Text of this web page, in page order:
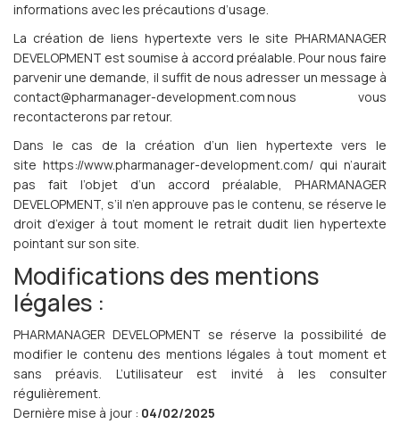
informations avec les précautions d’usage.
La création de liens hypertexte vers le site PHARMANAGER
DEVELOPMENT est soumise à accord préalable. Pour nous faire
parvenir une demande, il suffit de nous adresser un message à
contact@pharmanager-development.comnous vous
recontacterons par retour.
Dans le cas de la création d’un lien hypertexte vers le
site https://www.pharmanager-development.com/ qui n’aurait
pas fait l’objet d’un accord préalable, PHARMANAGER
DEVELOPMENT, s’il n’en approuve pas le contenu, se réserve le
droit d’exiger à tout moment le retrait dudit lien hypertexte
pointant sur son site.
Modifications des mentions
légales :
PHARMANAGER DEVELOPMENT se réserve la possibilité de
modifier le contenu des mentions légales à tout moment et
sans préavis. L’utilisateur est invité à les consulter
régulièrement.
Dernière mise à jour : 04/02/2025